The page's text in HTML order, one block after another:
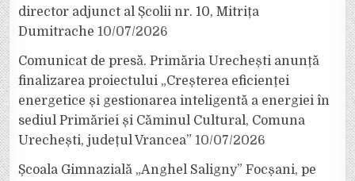
director adjunct al Școlii nr. 10, Mitrița
Dumitrache 10/07/2026
Comunicat de presă. Primăria Urechești anunță
finalizarea proiectului „Creșterea eficienței
energetice și gestionarea inteligentă a energiei în
sediul Primăriei și Căminul Cultural, Comuna
Urechești, județul Vrancea” 10/07/2026
Școala Gimnazială „Anghel Saligny” Focșani, pe